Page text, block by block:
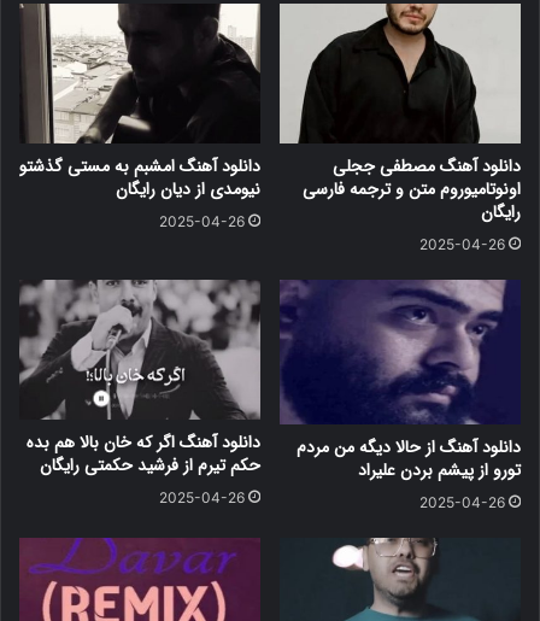
دانلود آهنگ مصطفی ججلی
اونوتامیوروم متن و ترجمه فارسی
رایگان
2025-04-26
دانلود آهنگ امشبم به مستی گذشتو
نیومدی از دیان رایگان
2025-04-26
دانلود آهنگ از حالا دیگه من مردم
تورو از پیشم بردن علیراد
2025-04-26
دانلود آهنگ اگر که خان بالا هم بده
حکم تیرم از فرشید حکمتی رایگان
2025-04-26